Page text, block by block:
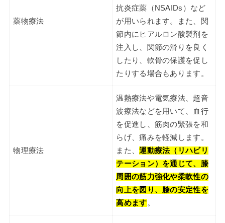
薬物療法
抗炎症薬（NSAIDs）など
が用いられます。また、関
節内にヒアルロン酸製剤を
注入し、関節の滑りを良く
したり、軟骨の保護を促し
たりする場合もあります。
物理療法
温熱療法や電気療法、超音
波療法などを用いて、血行
を促進し、筋肉の緊張を和
らげ、痛みを軽減します。
また、運動療法（リハビリ
テーション）を通じて、膝
周囲の筋力強化や柔軟性の
向上を図り、膝の安定性を
高めます。